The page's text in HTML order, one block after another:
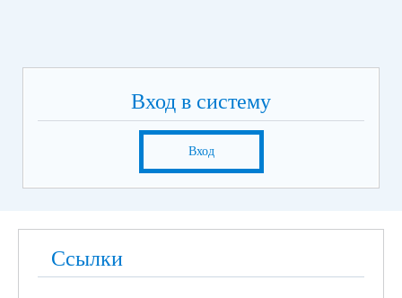
Вход в систему
Вход
Ссылки